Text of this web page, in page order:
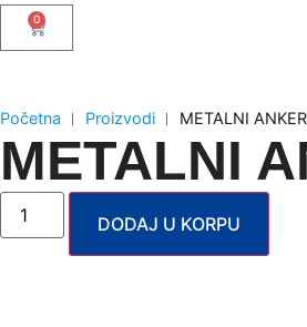
0
Početna ︱ Proizvodi ︱ METALNI
METALNI
DODAJ U KORPU